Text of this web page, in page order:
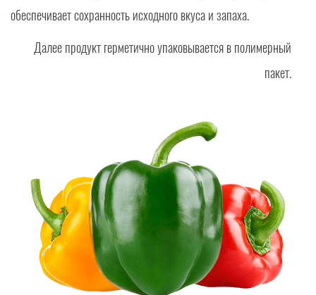
обеспечивает сохранность исходного вкуса и запаха.
Далее продукт герметично упаковывается в полимерный
пакет.